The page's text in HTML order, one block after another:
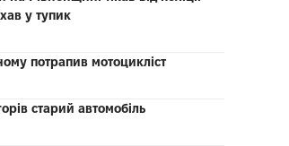
у тупик
потрапив мотоцикліст
старий автомобіль